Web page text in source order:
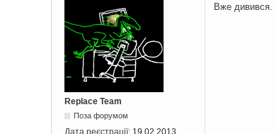
Replace Team
Поза форумом
Вже дивився.